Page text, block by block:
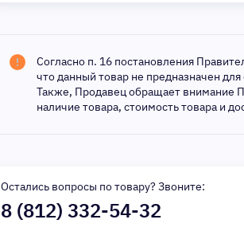
Согласно п. 16 постановления
что данный товар не предназначен
Также, Продавец обращает внимание
наличие товара, стоимость товара и
Остались вопросы по товару? Звоните:
8 (812) 332-54-32